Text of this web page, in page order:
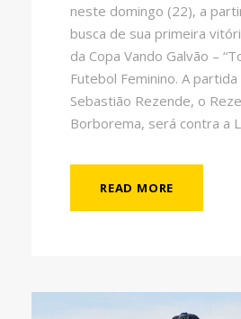
neste domingo (22), a
busca de sua primeira
da Copa Vando Galvão –
Futebol Feminino. A
Sebastião Rezende, o
Borborema, será contra a
READ MORE